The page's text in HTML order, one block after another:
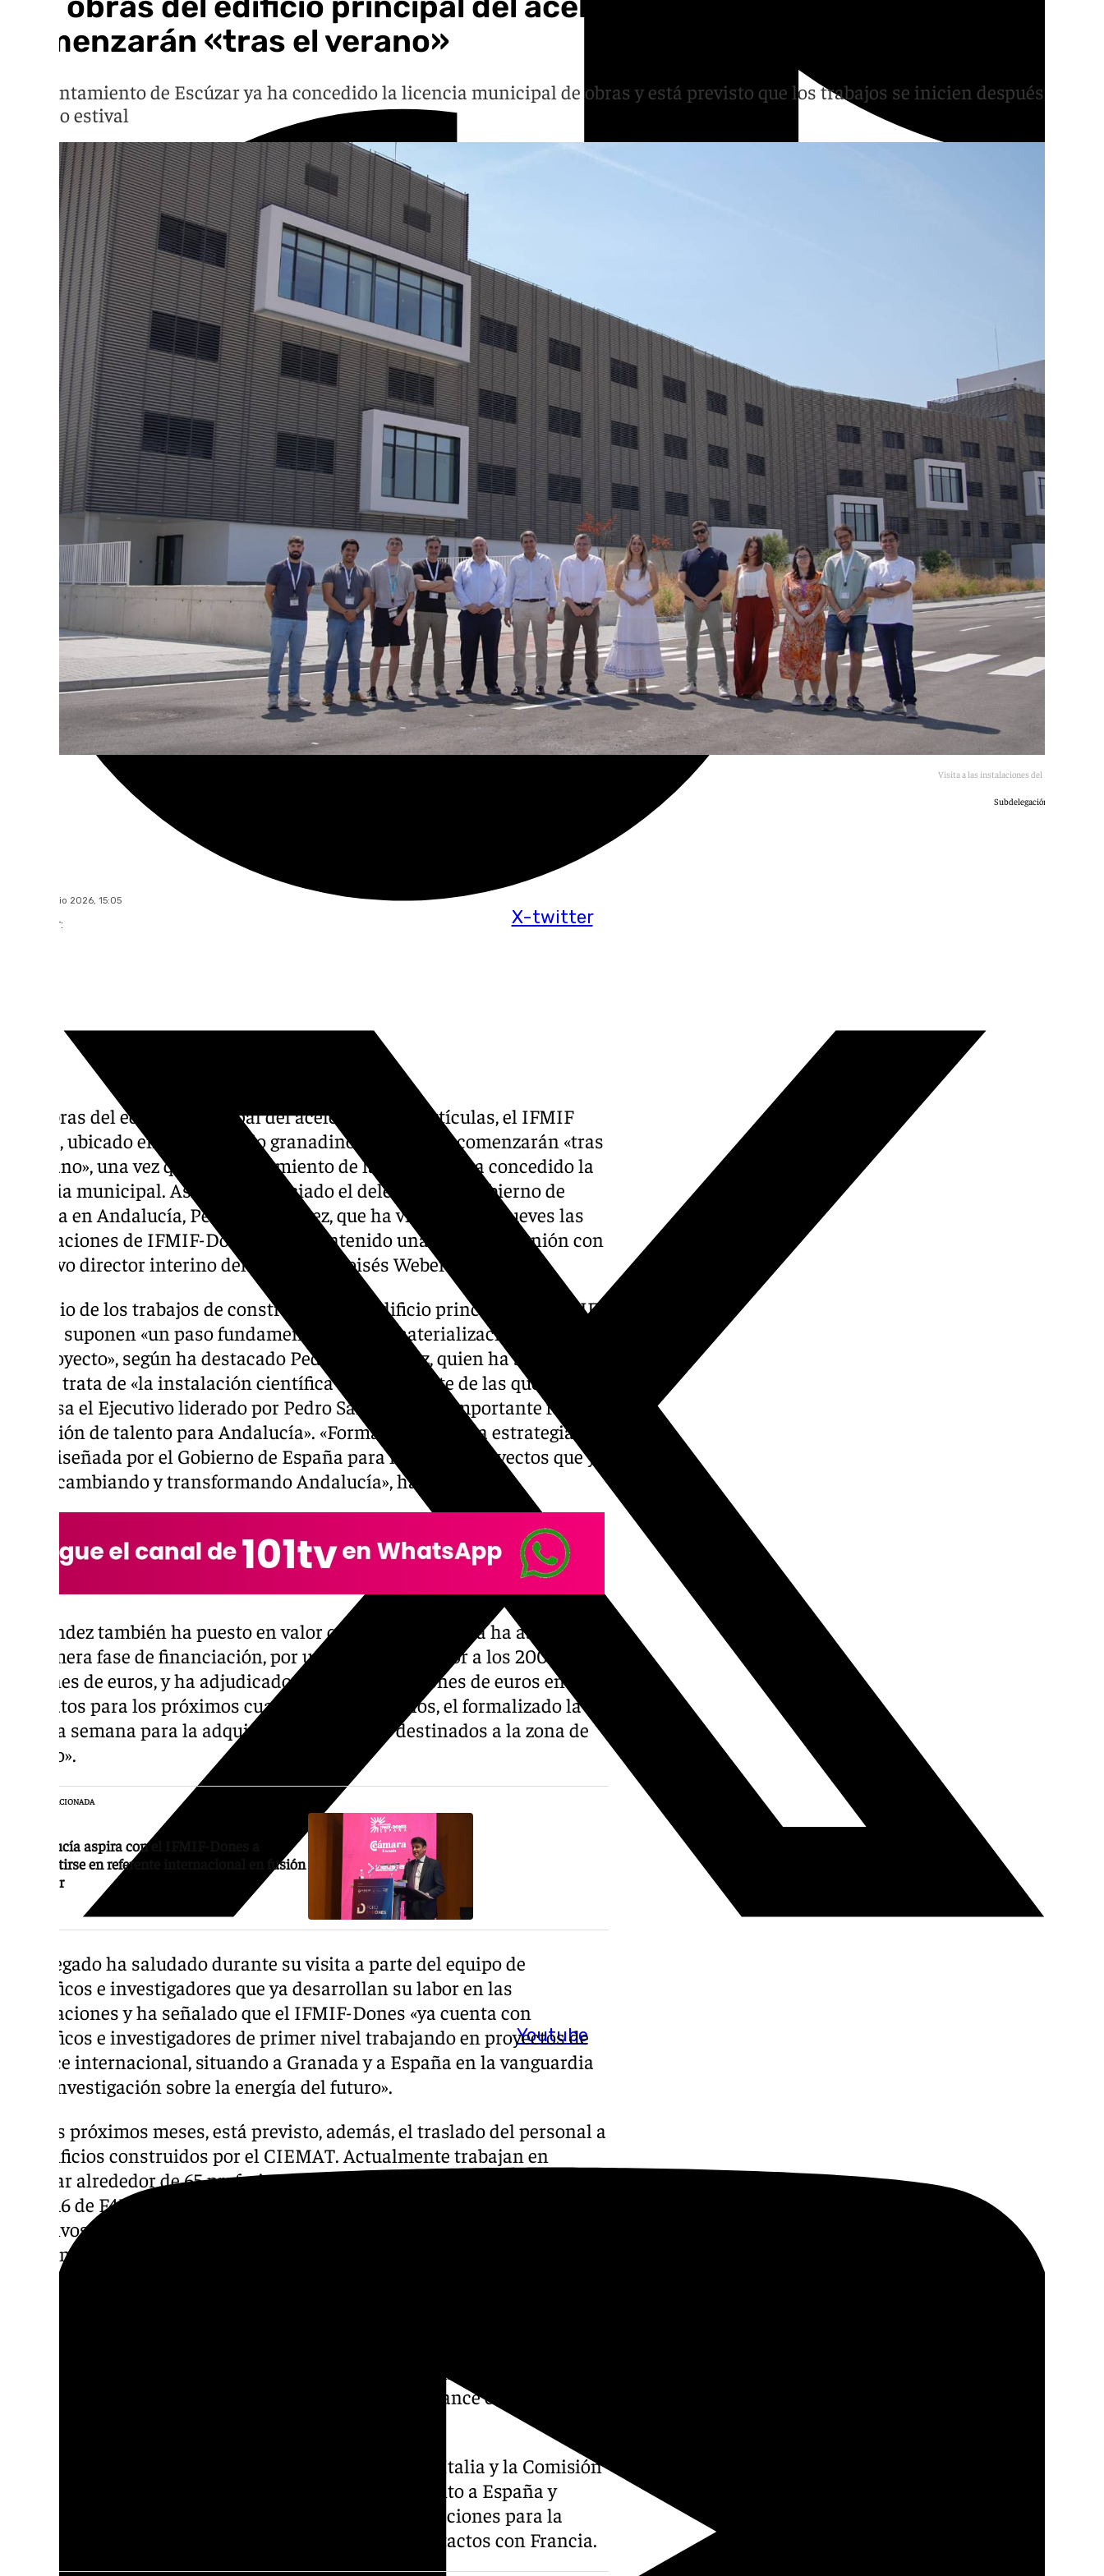
X-twitter
Youtube
comenzarán «tras el verano»
El Ayuntamiento de Escúzar ya ha concedido la licencia municipal de obras y está previsto que los trabajos se inicien después del
periodo estival
Visita a las instalaciones del IFMIF-Dones.
Subdelegación del Gobierno
jueves, 2 julio 2026, 15:05
Compartir:
Las obras del edificio principal del acelerador de partículas, el IFMIF
Dones, ubicado en el municipio granadino de Escúzar, comenzarán «tras
el verano», una vez que el Ayuntamiento de la localidad ha concedido la
licencia municipal. Así lo ha anunciado el delegado del Gobierno de
España en Andalucía, Pedro Fernández, que ha visitado este jueves las
instalaciones de IFMIF-Dones y ha mantenido una primera reunión con
el nuevo director interino del proyecto, Moisés Weber.
El inicio de los trabajos de construcción del edificio principal del IFMIF-
Dones suponen «un paso fundamental para la materialización definitiva
del proyecto», según ha destacado Pedro Fernández, quien ha señalado
que se trata de «la instalación científica más relevante de las que
impulsa el Ejecutivo liderado por Pedro Sánchez y un importante foco de
atracción de talento para Andalucía». «Forma parte de una estrategia de
país diseñada por el Gobierno de España para impulsar proyectos que ya
están cambiando y transformando Andalucía», ha añadido.
Fernández también ha puesto en valor que el Gobierno «ya ha asegurado
la primera fase de financiación, por un importe superior a los 200
millones de euros, y ha adjudicado más de 250 millones de euros en
contratos para los próximos cuatro años, entre ellos, el formalizado la
pasada semana para la adquisición de equipos destinados a la zona de
ensayo».
NOTICIA RELACIONADA
Andalucía aspira con el IFMIF-Dones a
convertirse en referente internacional en fusión
nuclear
El delegado ha saludado durante su visita a parte del equipo de
científicos e investigadores que ya desarrollan su labor en las
instalaciones y ha señalado que el IFMIF-Dones «ya cuenta con
científicos e investigadores de primer nivel trabajando en proyectos de
alcance internacional, situando a Granada y a España en la vanguardia
de la investigación sobre la energía del futuro».
«En los próximos meses, está previsto, además, el traslado del personal a
los edificios construidos por el CIEMAT. Actualmente trabajan en
Escúzar alrededor de 65 profesionales del Consorcio IFMIF-Dones y
otros 16 de F4E, mientras permanecen en tramitación 34 procesos
selectivos para nuevas incorporaciones. Con ello, la plantilla superará
las cien personas entre finales de este año y principios del próximo», ha
comentado.
consolidación de las alianzas internacionales y el avance en la ejecución
En el ámbito internacional, ha recordado que Japón, Italia y la Comisión
Europea ya participan oficialmente en el proyecto junto a España y
Croacia. Asimismo, continúan avanzando las negociaciones para la
incorporación de Alemania y se han iniciado los contactos con Francia.